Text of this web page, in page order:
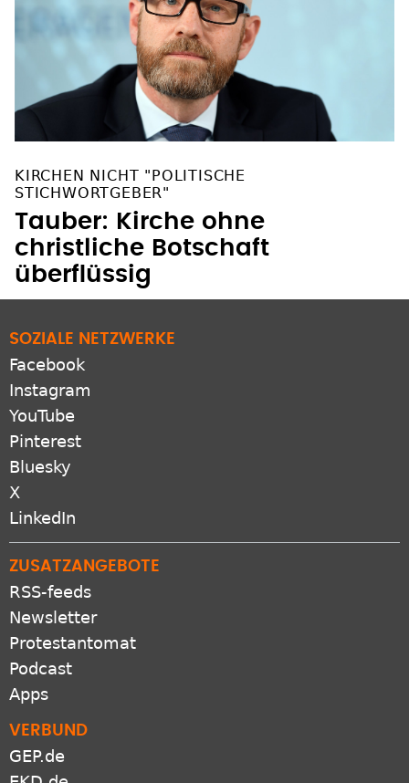
KIRCHEN NICHT "POLITISCHE
STICHWORTGEBER"
Tauber: Kirche ohne
christliche Botschaft
überflüssig
SOZIALE NETZWERKE
Facebook
Instagram
YouTube
Pinterest
Bluesky
X
LinkedIn
ZUSATZANGEBOTE
RSS-feeds
Newsletter
Protestantomat
Podcast
Apps
VERBUND
GEP.de